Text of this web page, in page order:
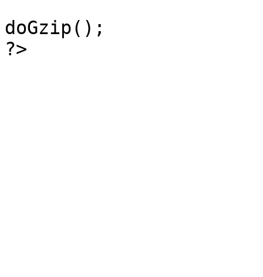
doGzip();
?>